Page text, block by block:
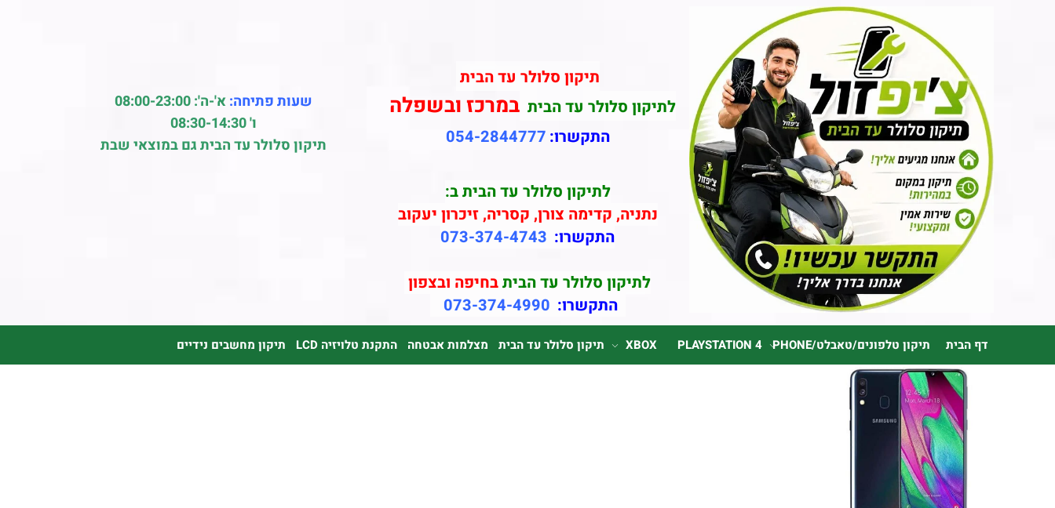
תיקון סלולר עד הבית
לתיקון סלולר עד הביתבמרכז ובשפלה
התקשרו: 054-2844777
לתיקון סלולר עד הבית ב:
נתניה, קדימה צורן, קסריה, זיכרון יעקוב
התקשרו: 073-374-4743
לתיקון סלולר עד הביתבחיפה ובצפון
התקשרו: 073-374-4990
שעות פתיחה:א'-ה': 08:00-23:00
ו' 08:30-14:30
תיקון סלולר עד הבית גם במוצאי שבת
דף הבית תיקון טלפונים/טאבלט/PHONE PLAYSTATION 4
XBOX תיקון סלולר עד הבית מצלמות אבטחה התקנת טלויזיה LCD תיקון מחשבים נידיים